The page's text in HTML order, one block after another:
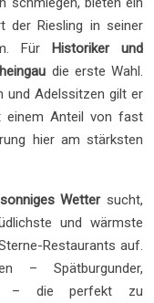
der Riesling in seiner
Für Historiker und
die erste Wahl.
und Adelssitzen gilt er
einem Anteil von fast
hier am stärksten
Wettersucht,
und wärmste
Restaurants auf.
– Spätburgunder,
– die perfekt zu